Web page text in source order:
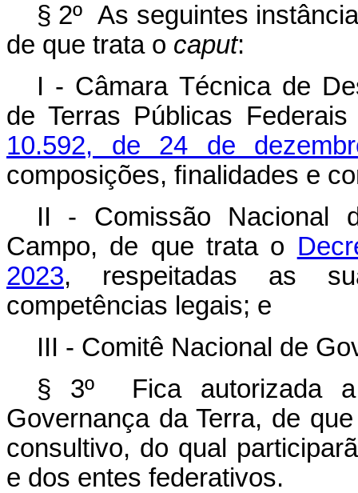
§ 2º As seguintes
de que trata o caput:
I - Câmara Técnica de
de Terras Públicas
10.592, de 24 de
composições, ﬁnalidades e
II - Comissão Nacional
Campo, de que trata o
2023, respeitadas as
competências legais; e
III - Comitê Nacional de
§ 3º Fica autorizada
Governança da Terra, de
consultivo, do qual
e dos entes federativos.